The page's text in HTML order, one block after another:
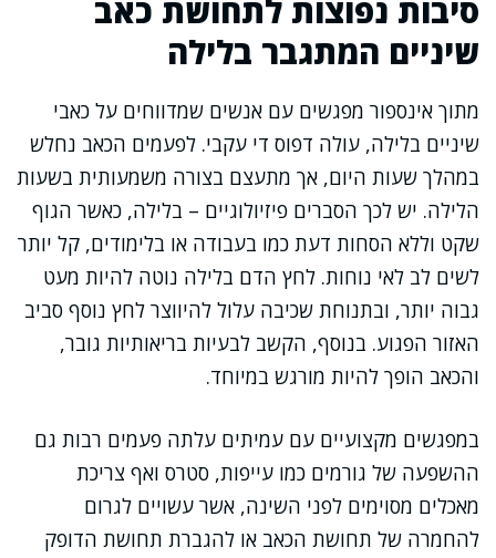
סיבות נפוצות לתחושת כאב
שיניים המתגבר בלילה
מתוך אינספור מפגשים עם אנשים שמדווחים על כאבי
שיניים בלילה, עולה דפוס די עקבי. לפעמים הכאב נחלש
במהלך שעות היום, אך מתעצם בצורה משמעותית בשעות
הלילה. יש לכך הסברים פיזיולוגיים – בלילה, כאשר הגוף
שקט וללא הסחות דעת כמו בעבודה או בלימודים, קל יותר
לשים לב לאי נוחות. לחץ הדם בלילה נוטה להיות מעט
גבוה יותר, ובתנוחת שכיבה עלול להיווצר לחץ נוסף סביב
האזור הפגוע. בנוסף, הקשב לבעיות בריאותיות גובר,
והכאב הופך להיות מורגש במיוחד.
במפגשים מקצועיים עם עמיתים עלתה פעמים רבות גם
ההשפעה של גורמים כמו עייפות, סטרס ואף צריכת
מאכלים מסוימים לפני השינה, אשר עשויים לגרום
להחמרה של תחושת הכאב או להגברת תחושת הדופק